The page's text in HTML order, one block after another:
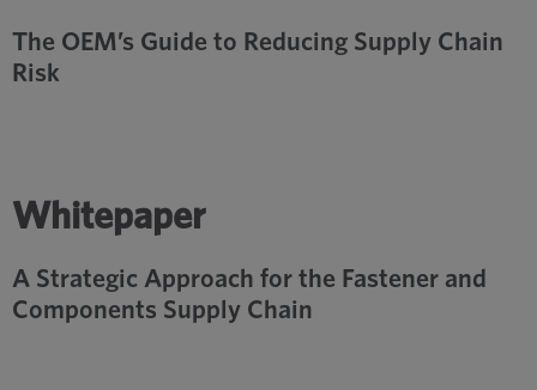
The OEM’s Guide to Reducing Supply Chain
Risk
Whitepaper
A Strategic Approach for the Fastener and
Components Supply Chain